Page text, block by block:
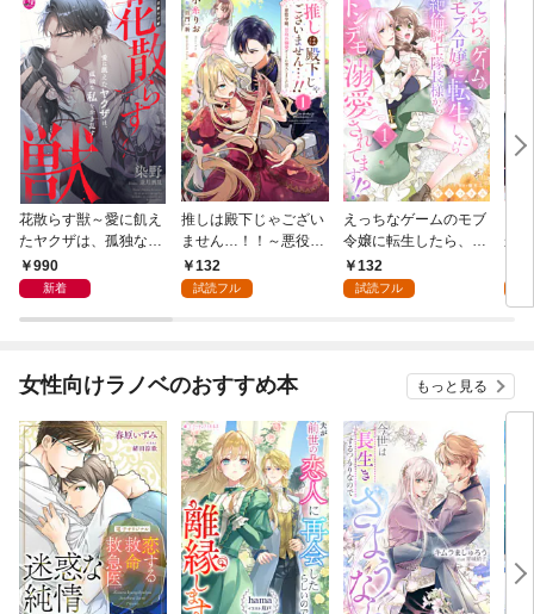
花散らす獣～愛に飢え
たヤクザは、孤独な私
をかき乱す～
990
新着
推しは殿下じゃござい
ません…！！～悪役令
嬢、甘攻め溺愛ルート
に突入しました！？～
132
試読フル
えっちなゲームのモブ
令嬢に転生したら、絶
倫騎士隊長様からトン
デモ溺愛されてま
132
試読フル
か
了
１
女性向けラノベのおすすめ本 もっと見る